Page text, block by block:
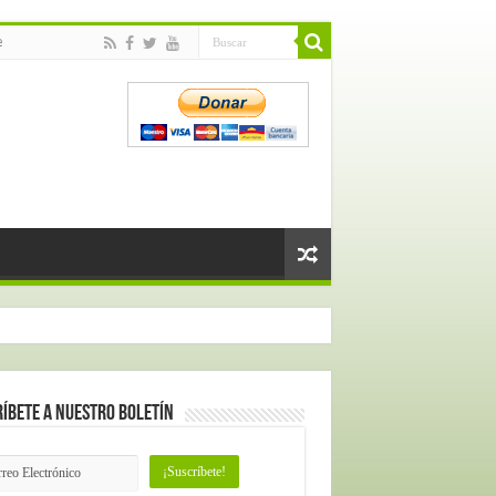
a nuestro Boletín